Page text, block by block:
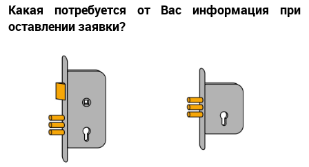
Какая потребуется от Вас информация при
оставлении заявки?